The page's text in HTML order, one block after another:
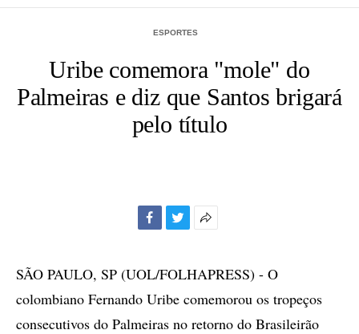
ESPORTES
Uribe comemora "mole" do
Palmeiras e diz que Santos brigará
pelo título
compartilhamento
SÃO PAULO, SP (UOL/FOLHAPRESS) - O
colombiano Fernando Uribe comemorou os tropeços
consecutivos do Palmeiras no retorno do Brasileirão